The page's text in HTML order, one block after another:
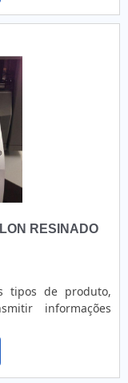
RESINADO
tipos de produto,
informações